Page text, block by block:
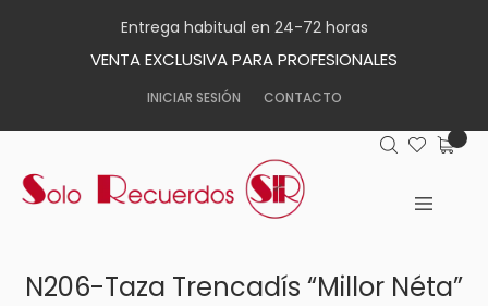
Entrega habitual en 24-72 horas
VENTA EXCLUSIVA PARA PROFESIONALES
INICIAR SESIÓN CONTACTO
N206-Taza Trencadís “Millor Néta”